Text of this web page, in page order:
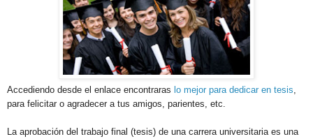
Accediendo desde el enlace encontraras lo mejor para dedicar en tesis,
para felicitar o agradecer a tus amigos, parientes, etc.
La aprobación del trabajo final (tesis) de una carrera universitaria es una